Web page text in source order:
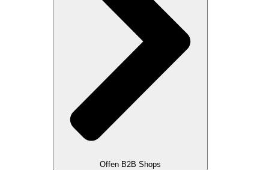
Offen B2B Shops